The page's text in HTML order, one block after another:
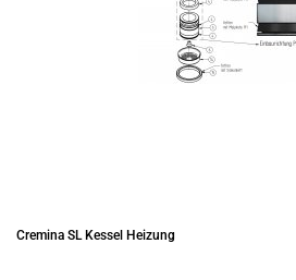
Cremina SL Kessel Heizung